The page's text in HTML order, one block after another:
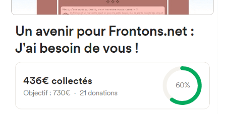
RECHERCHER UN FRONTON
PROPOSER UN FRONTON
49450 Vallesa de la Guareña,
Province de Zamora Espagne
Calle de Canta lapiedra 5